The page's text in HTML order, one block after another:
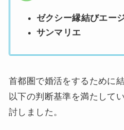
ゼクシー縁結びエー
サンマリエ
首都圏で婚活をするために
以下の判断基準を満たして
討 しました。